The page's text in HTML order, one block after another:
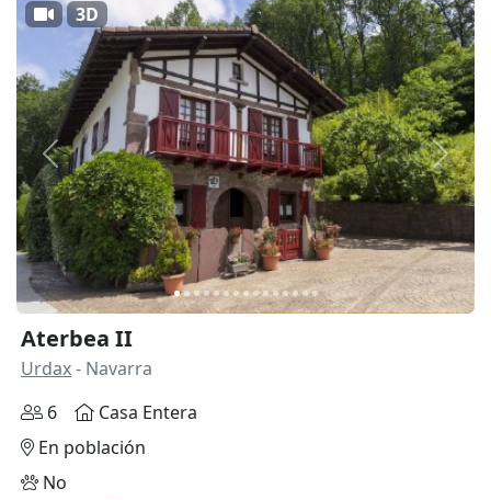
Anterior
3D
Aterbea II
Urdax- Navarra
6
Casa Entera
En población
No